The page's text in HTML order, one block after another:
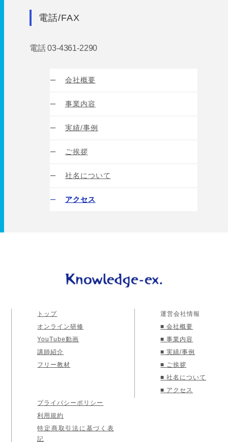
会社概要
事業内容
実績/事例
ご挨拶
社名について
アクセス
電話/FAX
電話 03-4361-2290
トップ
オンライン研修
YouTube動画
講師紹介
フリー教材
運営会社情報
■ 会社概要
■ 事業内容
■ 実績/事例
■ ご挨拶
■ 社名について
■ アクセス
プライバシーポリシー
利用規約
特定商取引法に基づく表
記